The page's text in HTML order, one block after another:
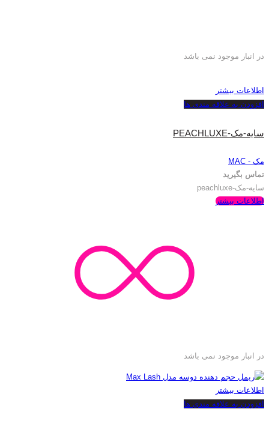
در انبار موجود نمی باشد
اطلاعات بیشتر
افزودن به علاقه مندی ها
سایه-مک-PEACHLUXE
مک - MAC
تماس بگیرید
سایه-مک-peachluxe
اطلاعات بیشتر
در انبار موجود نمی باشد
اطلاعات بیشتر
افزودن به علاقه مندی ها